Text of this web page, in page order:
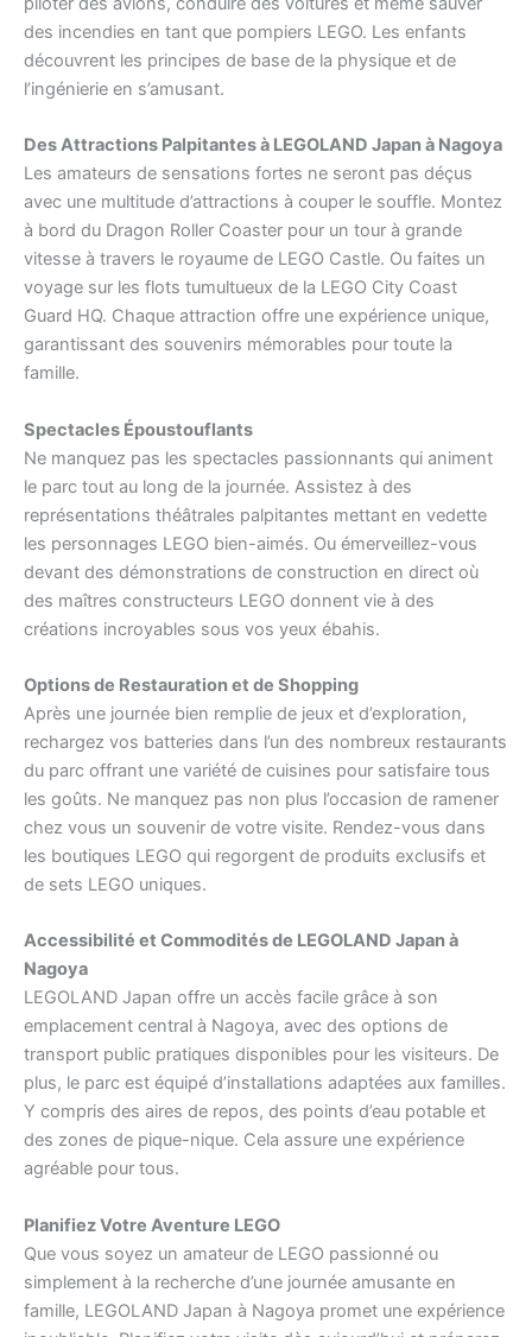
des incendies en tant que pompiers LEGO. Les enfants
découvrent les principes de base de la physique et de
l’ingénierie en s’amusant.
Des Attractions Palpitantes à LEGOLAND Japan à Nagoya
Les amateurs de sensations fortes ne seront pas déçus
avec une multitude d’attractions à couper le souffle. Montez
à bord du Dragon Roller Coaster pour un tour à grande
vitesse à travers le royaume de LEGO Castle. Ou faites un
voyage sur les flots tumultueux de la LEGO City Coast
Guard HQ. Chaque attraction offre une expérience unique,
garantissant des souvenirs mémorables pour toute la
famille.
Spectacles Époustouflants
Ne manquez pas les spectacles passionnants qui animent
le parc tout au long de la journée. Assistez à des
représentations théâtrales palpitantes mettant en vedette
les personnages LEGO bien-aimés. Ou émerveillez-vous
devant des démonstrations de construction en direct où
des maîtres constructeurs LEGO donnent vie à des
créations incroyables sous vos yeux ébahis.
Options de Restauration et de Shopping
Après une journée bien remplie de jeux et d’exploration,
rechargez vos batteries dans l’un des nombreux restaurants
du parc offrant une variété de cuisines pour satisfaire tous
les goûts. Ne manquez pas non plus l’occasion de ramener
chez vous un souvenir de votre visite. Rendez-vous dans
les boutiques LEGO qui regorgent de produits exclusifs et
de sets LEGO uniques.
Accessibilité et Commodités de LEGOLAND Japan à
Nagoya
LEGOLAND Japan offre un accès facile grâce à son
emplacement central à Nagoya, avec des options de
transport public pratiques disponibles pour les visiteurs. De
plus, le parc est équipé d’installations adaptées aux familles.
Y compris des aires de repos, des points d’eau potable et
des zones de pique-nique. Cela assure une expérience
agréable pour tous.
Planifiez Votre Aventure LEGO
Que vous soyez un amateur de LEGO passionné ou
simplement à la recherche d’une journée amusante en
famille, LEGOLAND Japan à Nagoya promet une expérience